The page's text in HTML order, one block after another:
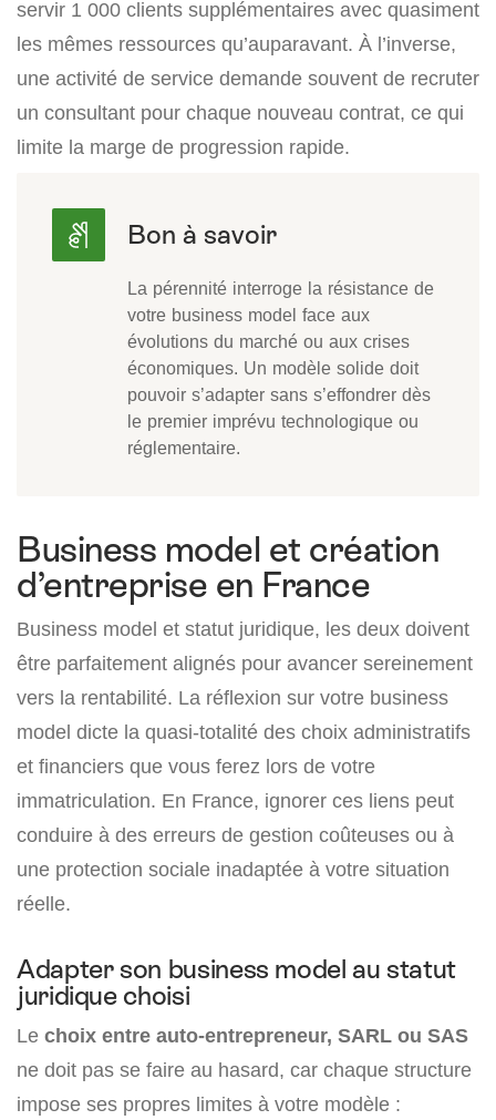
servir 1 000 clients supplémentaires avec quasiment
les mêmes ressources qu’auparavant. À l’inverse,
une activité de service demande souvent de recruter
un consultant pour chaque nouveau contrat, ce qui
limite la marge de progression rapide.
La pérennité interroge la résistance de
votre business model face aux
évolutions du marché ou aux crises
économiques. Un modèle solide doit
pouvoir s’adapter sans s’effondrer dès
le premier imprévu technologique ou
réglementaire.
Business model et création
d’entreprise en France
Business model et statut juridique, les deux doivent
être parfaitement alignés pour avancer sereinement
vers la rentabilité. La réflexion sur votre business
model dicte la quasi-totalité des choix administratifs
et financiers que vous ferez lors de votre
immatriculation. En France, ignorer ces liens peut
conduire à des erreurs de gestion coûteuses ou à
une protection sociale inadaptée à votre situation
réelle.
Adapter son business model au statut
juridique choisi
Le choix entre auto-entrepreneur, SARL ou SAS
ne doit pas se faire au hasard, car chaque structure
impose ses propres limites à votre modèle :